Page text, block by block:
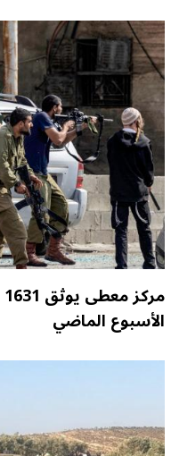
الأسبوع الماضي